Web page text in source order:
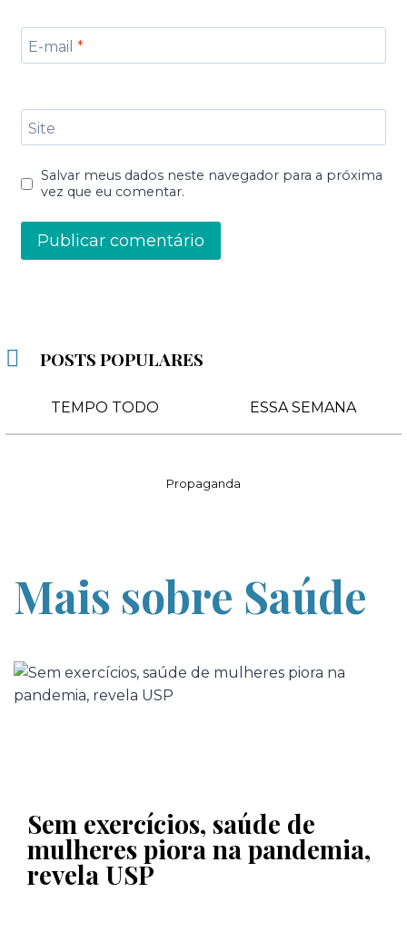
E-mail *
Site
Salvar meus dados neste navegador para a próxima
vez que eu comentar.
POSTS POPULARES
TEMPO TODO ESSA SEMANA
Propaganda
Mais sobre Saúde
Sem exercícios, saúde de
mulheres piora na pandemia,
revela USP